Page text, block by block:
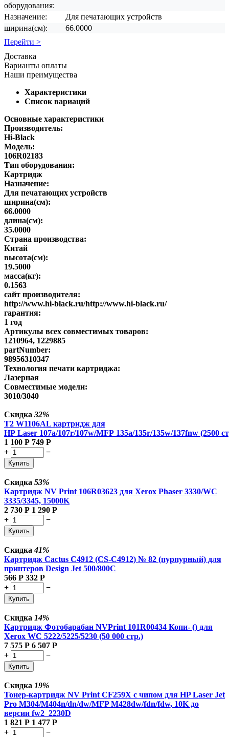
оборудования:
Назначение:
Для печатающих устройств
ширина(см):
66.0000
Перейти >
Доставка
Варианты оплаты
Наши преимущества
Характеристики
Список вариаций
Основные характеристики
Производитель:
Hi-Black
Модель:
106R02183
Тип оборудования:
Картридж
Назначение:
Для печатающих устройств
ширина(см):
66.0000
длина(см):
35.0000
Страна производства:
Китай
высота(см):
19.5000
масса(кг):
0.1563
сайт производителя:
http://www.hi-black.ru/http://www.hi-black.ru/
гарантия:
1 год
Артикулы всех совместимых товаров:
1210964, 1229885
partNumber:
98956310347
Технология печати картриджа:
Лазерная
Совместимые модели:
3010/3040
Скидка 32%
T2 W1106AL картридж для
HP Laser 107a/107r/107w/MFP 135a/135r/135w/137fnw (2500
1 100 Р 749 Р
+
−
Купить
Скидка 53%
Картридж NV Print 106R03623 для Xerox Phaser 3330/WC
3335/3345, 15000K
2 730 Р 1 290 Р
+
−
Купить
Скидка41%
Картридж Cactus C4912 (CS-C4912) № 82 (пурпурный) для
принтеров Design Jet 500/800C
566 Р 332 Р
+
−
Купить
Скидка 14%
Картридж Фотобарабан NVPrint 101R00434 Копи- () для
Xerox WC 5222/5225/5230 (50 000 стр.)
7 575 Р 6 507 Р
+
−
Купить
Скидка 19%
Тонер-картридж NV Print CF259X с чипом для HP Laser Jet
Pro M304/M404n/dn/dw/MFP M428dw/fdn/fdw, 10K до
версии fw2_2230D
1 821 Р 1 477 Р
+
−